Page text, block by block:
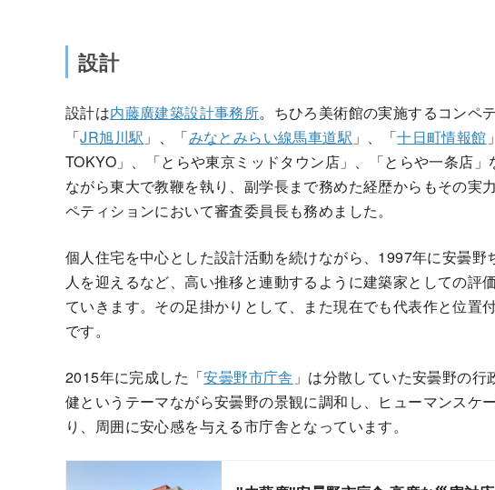
設計
設計は内藤廣建築設計事務所。ちひろ美術館の実施するコンペ
「JR旭川駅 」、「みなとみらい線馬車道駅 」、「十日町情報館
TOKYO」、「とらや東京ミッドタウン店」、「とらや一条店
ながら東大で教鞭を執り、副学長まで務めた経歴からもその実
ペティションにおいて審査委員長も務めました。
個人住宅を中心とした設計活動を続けながら、1997年に安曇
人を迎えるなど、高い推移と連動するように建築家としての評
ていきます。その足掛かりとして、また現在でも代表作と位置
です。
2015年に完成した「安曇野市庁舎 」は分散していた安曇野の
健というテーマながら安曇野の景観に調和し、ヒューマンスケ
り、周囲に安心感を与える市庁舎となっています。